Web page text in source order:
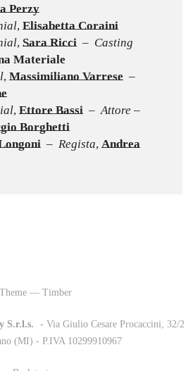
Perzy
, Elisabetta Coraini
, Sara Ricci – Casting
Materiale
, Massimiliano Varrese –
, Ettore Bassi – Attore –
Borghetti
– Regista, Andrea
Theme — Timber
S.r.l.s.
- Via Giulio Cesare Procaccini, 32/2
(MI) - P.IVA 10299910967